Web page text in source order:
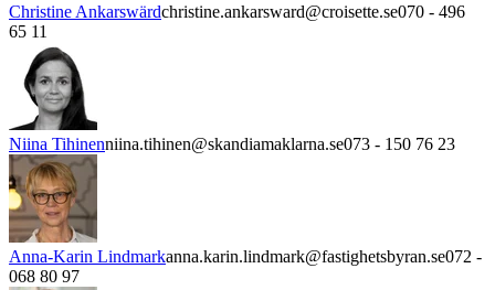
Christine Ankarswärdchristine.ankarsward@croisette.se070 - 496
65 11
Niina Tihinenniina.tihinen@skandiamaklarna.se073 - 150 76 23
Anna-Karin Lindmarkanna.karin.lindmark@fastighetsbyran.se072 -
068 80 97